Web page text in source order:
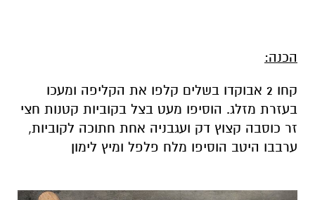
הכנה:
קחו 2 אבוקדו בשלים קלפו את הקליפה ומעכו
בעזרת מזלג. הוסיפו מעט בצל בקוביות קטנות חצי
זר כוסבה קצוץ דק ועגבניה אחת חתוכה לקוביות,
ערבבו היטב הוסיפו מלח פלפל ומיץ לימון